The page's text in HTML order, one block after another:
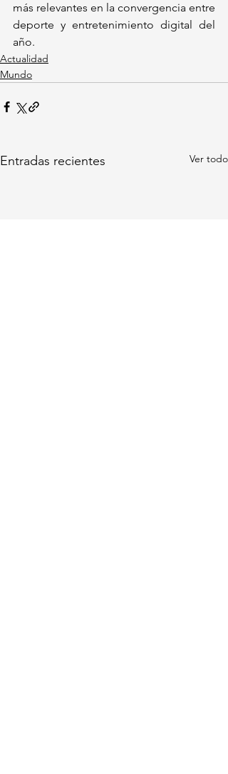
más relevantes en la convergencia entre
deporte y entretenimiento digital del
año.
Actualidad
Mundo
Entradas recientes Ver todo